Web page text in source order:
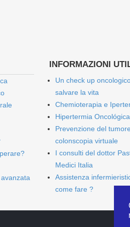
INFORMAZIONI
Un check up
salvare la vita
Chemioterapia e
Hipertermia
Prevenzione del
colonscopia virtuale
I consulti del dottor
Medici Italia
Assistenza
come fare ?